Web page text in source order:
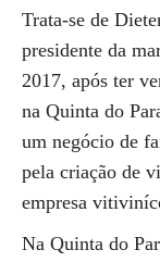
Trata-se de
presidente da
2017, após ter
na Quinta do
um negócio de
pela criação de
empresa
Na Quinta do